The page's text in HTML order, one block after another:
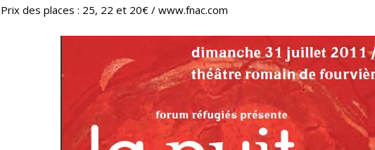
Prix des places : 25, 22 et 20€ / www.fnac.com